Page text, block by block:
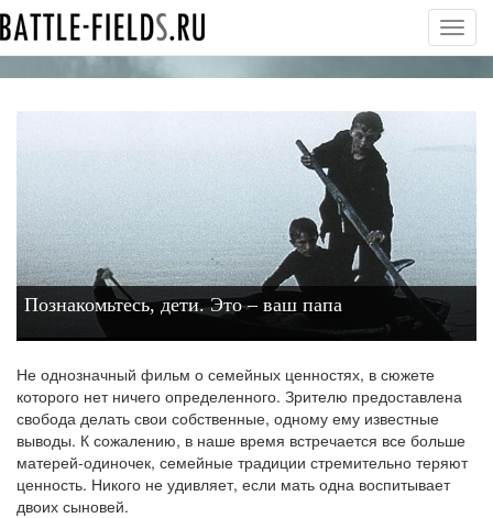
Познакомьтесь, дети. Это – ваш папа
Не однозначный фильм о семейных ценностях, в сюжете
которого нет ничего определенного. Зрителю предоставлена
свобода делать свои собственные, одному ему известные
выводы. К сожалению, в наше время встречается все больше
матерей-одиночек, семейные традиции стремительно теряют
ценность. Никого не удивляет, если мать одна воспитывает
двоих сыновей.